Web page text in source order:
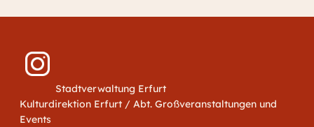
Stadtverwaltung Erfurt
Kulturdirektion Erfurt / Abt. Großveranstaltungen und
Events